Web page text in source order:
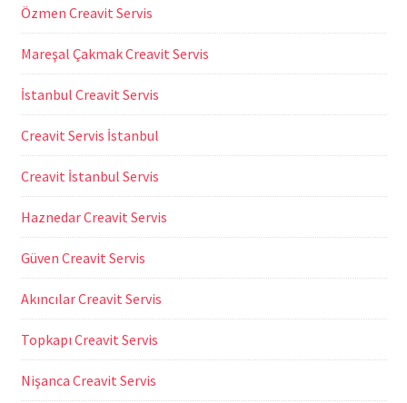
Özmen Creavit Servis
Mareşal Çakmak Creavit Servis
İstanbul Creavit Servis
Creavit Servis İstanbul
Creavit İstanbul Servis
Haznedar Creavit Servis
Güven Creavit Servis
Akıncılar Creavit Servis
Topkapı Creavit Servis
Nişanca Creavit Servis